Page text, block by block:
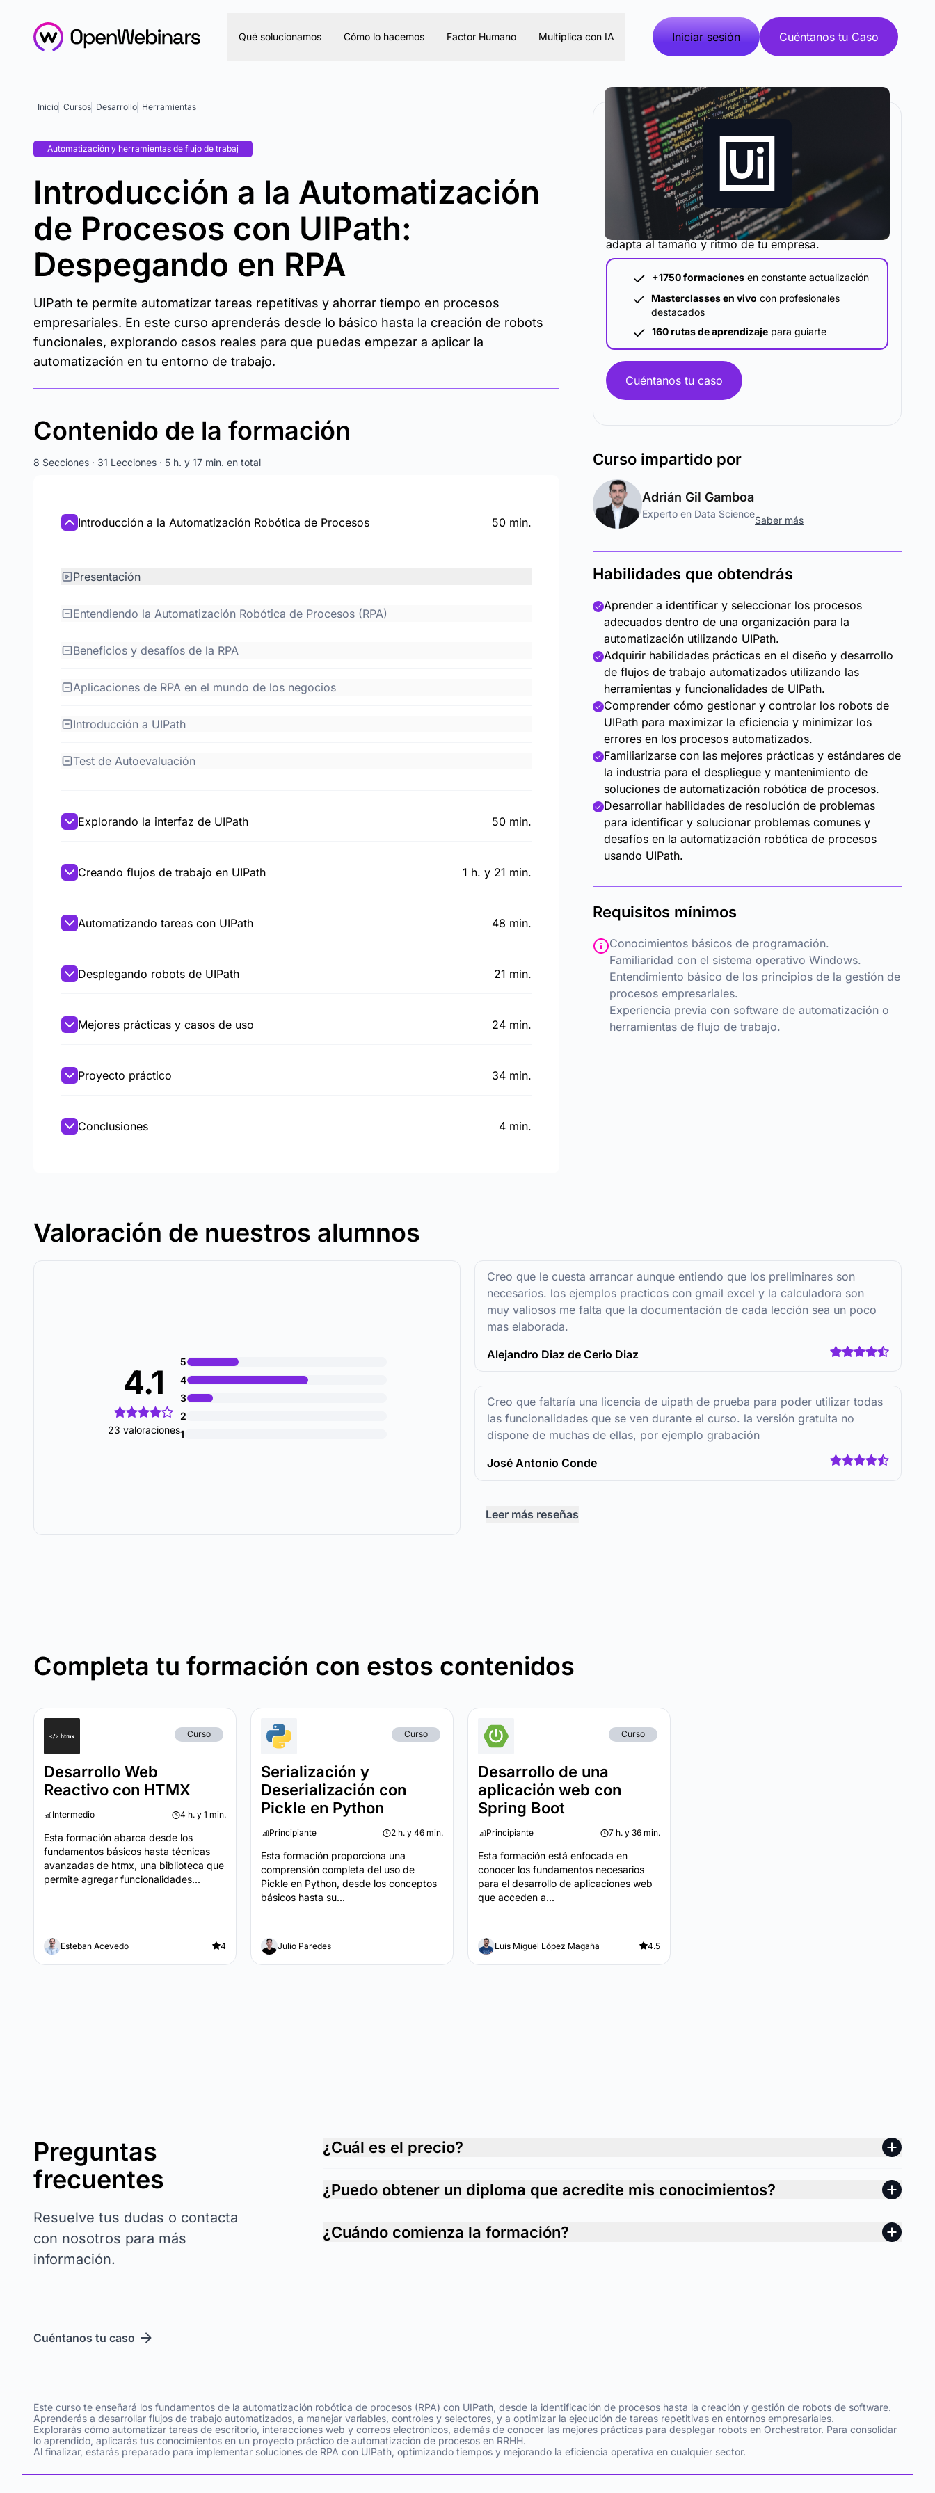
Qué solucionamos Cómo lo hacemos Factor Humano Multiplica con IA Iniciar sesión Cuéntanos tu Caso
Inicio Cursos Desarrollo Herramientas
Automatización y herramientas de flujo de trabaj
Introducción a la Automatización
de Procesos con UIPath:
Despegando en RPA
UIPath te permite automatizar tareas repetitivas y ahorrar tiempo en procesos
empresariales. En este curso aprenderás desde lo básico hasta la creación de robots
funcionales, explorando casos reales para que puedas empezar a aplicar la
automatización en tu entorno de trabajo.
La metodología y plataforma de formación que se
adapta al tamaño y ritmo de tu empresa.
+1750 formaciones en constante actualización
Masterclasses en vivo con profesionales
destacados
160 rutas de aprendizaje para guiarte
Cuéntanos tu caso
Curso impartido por
Adrián Gil Gamboa
Experto en Data Science
Saber más
Contenido de la formación
8 Secciones · 31 Lecciones · 5 h. y 17 min. en total
Introducción a la Automatización Robótica de Procesos 50 min.
Presentación
Entendiendo la Automatización Robótica de Procesos (RPA)
Beneficios y desafíos de la RPA
Aplicaciones de RPA en el mundo de los negocios
Introducción a UIPath
Test de Autoevaluación
Explorando la interfaz de UIPath 50 min.
Creando flujos de trabajo en UIPath 1 h. y 21 min.
Automatizando tareas con UIPath 48 min.
Desplegando robots de UIPath 21 min.
Mejores prácticas y casos de uso 24 min.
Proyecto práctico 34 min.
Conclusiones 4 min.
Habilidades que obtendrás
Aprender a identificar y seleccionar los procesos
adecuados dentro de una organización para la
automatización utilizando UIPath.
Adquirir habilidades prácticas en el diseño y desarrollo
de flujos de trabajo automatizados utilizando las
herramientas y funcionalidades de UIPath.
Comprender cómo gestionar y controlar los robots de
UIPath para maximizar la eficiencia y minimizar los
errores en los procesos automatizados.
Familiarizarse con las mejores prácticas y estándares de
la industria para el despliegue y mantenimiento de
soluciones de automatización robótica de procesos.
Desarrollar habilidades de resolución de problemas
para identificar y solucionar problemas comunes y
desafíos en la automatización robótica de procesos
usando UIPath.
Requisitos mínimos
Conocimientos básicos de programación.
Familiaridad con el sistema operativo Windows.
Entendimiento básico de los principios de la gestión de
procesos empresariales.
Experiencia previa con software de automatización o
herramientas de flujo de trabajo.
Valoración de nuestros alumnos
4.1
23 valoraciones
5
4
3
2
1
Creo que le cuesta arrancar aunque entiendo que los preliminares son
necesarios. los ejemplos practicos con gmail excel y la calculadora son
muy valiosos me falta que la documentación de cada lección sea un poco
mas elaborada.
Alejandro Diaz de Cerio Diaz
Creo que faltaría una licencia de uipath de prueba para poder utilizar todas
las funcionalidades que se ven durante el curso. la versión gratuita no
dispone de muchas de ellas, por ejemplo grabación
José Antonio Conde
Leer más reseñas
Completa tu formación con estos contenidos
Curso
Desarrollo Web
Reactivo con HTMX
Intermedio 4 h. y 1 min.
Esta formación abarca desde los
fundamentos básicos hasta técnicas
avanzadas de htmx, una biblioteca que
permite agregar funcionalidades...
Esteban Acevedo 4
Curso
Serialización y
Deserialización con
Pickle en Python
Principiante 2 h. y 46 min.
Esta formación proporciona una
comprensión completa del uso de
Pickle en Python, desde los conceptos
básicos hasta su...
Julio Paredes
Curso
Desarrollo de una
aplicación web con
Spring Boot
Principiante 7 h. y 36 min.
Esta formación está enfocada en
conocer los fundamentos necesarios
para el desarrollo de aplicaciones web
que acceden a...
Luis Miguel López Magaña 4.5
Preguntas
frecuentes
Resuelve tus dudas o contacta
con nosotros para más
información.
Cuéntanos tu caso
¿Cuál es el precio?
¿Puedo obtener un diploma que acredite mis conocimientos?
¿Cuándo comienza la formación?
Este curso te enseñará los fundamentos de la automatización robótica de procesos (RPA) con UIPath, desde la identificación de procesos hasta la creación y gestión de robots de software.
Aprenderás a desarrollar flujos de trabajo automatizados, a manejar variables, controles y selectores, y a optimizar la ejecución de tareas repetitivas en entornos empresariales.
Explorarás cómo automatizar tareas de escritorio, interacciones web y correos electrónicos, además de conocer las mejores prácticas para desplegar robots en Orchestrator. Para consolidar
lo aprendido, aplicarás tus conocimientos en un proyecto práctico de automatización de procesos en RRHH.
Al finalizar, estarás preparado para implementar soluciones de RPA con UIPath, optimizando tiempos y mejorando la eficiencia operativa en cualquier sector.